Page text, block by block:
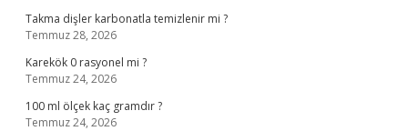
Takma dişler karbonatla temizlenir mi ?
Temmuz 28, 2026
Karekök 0 rasyonel mi ?
Temmuz 24, 2026
100 ml ölçek kaç gramdır ?
Temmuz 24, 2026